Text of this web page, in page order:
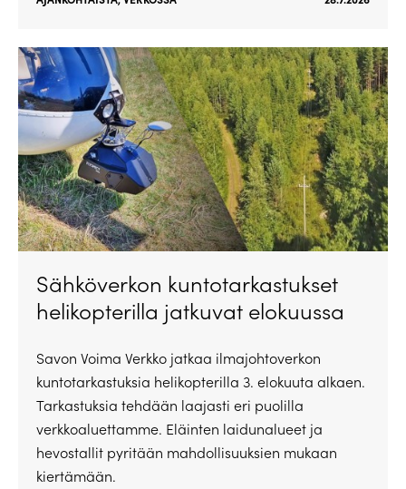
Sähköverkon kuntotarkastukset
helikopterilla jatkuvat elokuussa
Savon Voima Verkko jatkaa ilmajohtoverkon
kuntotarkastuksia helikopterilla 3. elokuuta alkaen.
Tarkastuksia tehdään laajasti eri puolilla
verkkoaluettamme. Eläinten laidunalueet ja
hevostallit pyritään mahdollisuuksien mukaan
kiertämään.